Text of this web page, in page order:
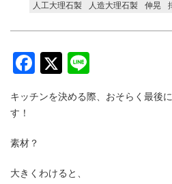
人工大理石製
人造大理石製 伸晃
Facebook
Twitter
キッチンを決める際、おそらく最後
す！
素材？
大きくわけると、